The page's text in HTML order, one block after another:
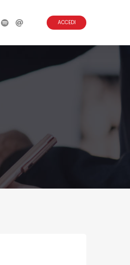
ACCEDI